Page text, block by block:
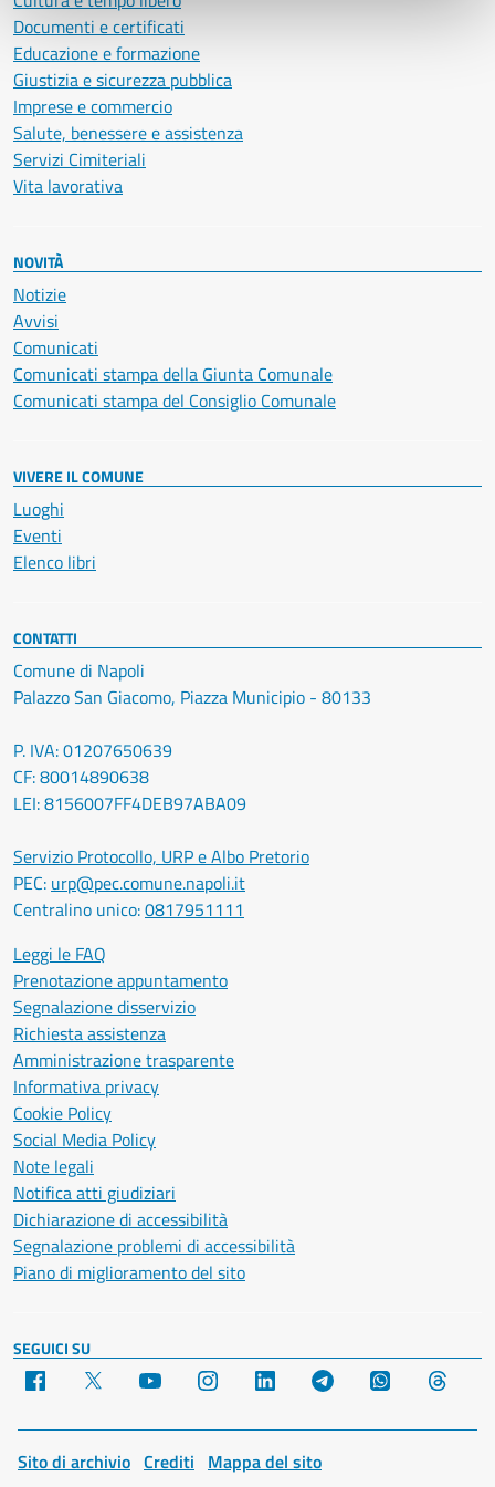
Documenti e certificati
Educazione e formazione
Giustizia e sicurezza pubblica
Imprese e commercio
Salute, benessere e assistenza
Servizi Cimiteriali
Vita lavorativa
NOVITÀ
Notizie
Avvisi
Comunicati
Comunicati stampa della Giunta Comunale
Comunicati stampa del Consiglio Comunale
VIVERE IL COMUNE
Luoghi
Eventi
Elenco libri
CONTATTI
Comune di Napoli
Palazzo San Giacomo, Piazza Municipio - 80133
P. IVA: 01207650639
CF: 80014890638
LEI: 8156007FF4DEB97ABA09
Servizio Protocollo, URP e Albo Pretorio
PEC: urp@pec.comune.napoli.it
Centralino unico:0817951111
Leggi le FAQ
Prenotazione appuntamento
Segnalazione disservizio
Richiesta assistenza
Amministrazione trasparente
Informativa privacy
Cookie Policy
Social Media Policy
Note legali
Notifica atti giudiziari
Dichiarazione di accessibilità
Segnalazione problemi di accessibilità
Piano di miglioramento del sito
SEGUICI SU
Facebook YouTube Instagram LinkedIn Telegram WhatsApp
Sito di archivio Crediti Mappa del sito